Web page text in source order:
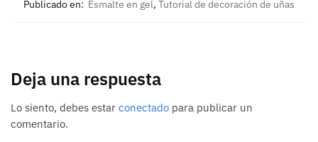
Publicado en: Esmalte en gel, Tutorial de decoración de uñas
Deja una respuesta
Lo siento, debes estar conectado para publicar un
comentario.